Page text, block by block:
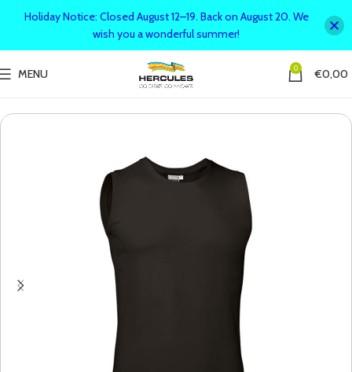
MENU 0 €0,00
Holiday Notice: Closed August 12–19. Back on August 20. We
wish you a wonderful summer!